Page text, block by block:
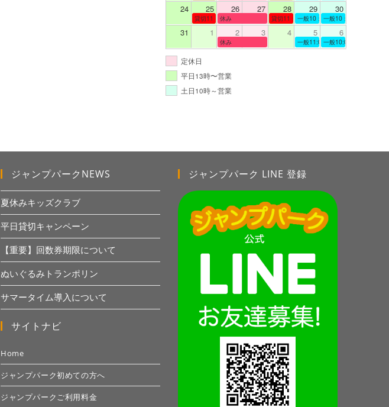
24 25 26 27 28 29 30
貸切11：00～12：00
休み 貸切11：00～12：00
一般10：00～19：00一般10：00～19：00
31 1 2 3 4 5 6
休み 一般11:00～19:00一般10:00～19:00
定休日
平日13時〜営業
土日10時～営業
ジャンプパークNEWS
夏休みキッズクラブ
平日貸切キャンペーン
【重要】回数券期限について
ぬいぐるみトランポリン
サマータイム導入について
サイトナビ
Home
ジャンプパーク初めての方へ
ジャンプパークご利用料金
ジャンプパーク LINE 登録